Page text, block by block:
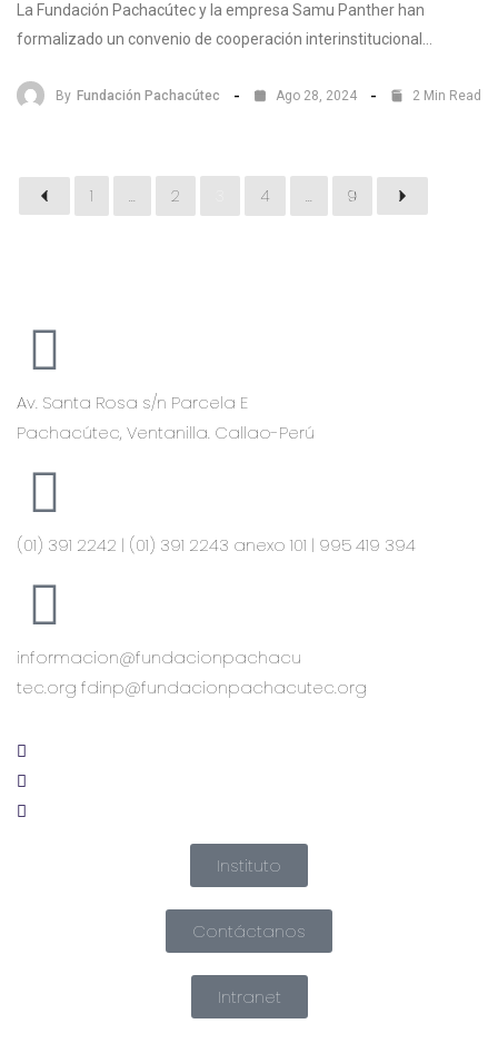
La Fundación Pachacútec y la empresa Samu Panther han
formalizado un convenio de cooperación interinstitucional…
By Fundación Pachacútec Ago 28, 2024 2 Min Read
1 … 2 4 … 9
Av. Santa Rosa s/n Parcela E
Pachacútec, Ventanilla. Callao-Perú
(01) 391 2242 | (01) 391 2243 anexo 101 | 995 419 394
informacion@fundacionpachacu
tec.org fdinp@fundacionpachacutec.org
Instituto
Contáctanos
Intranet